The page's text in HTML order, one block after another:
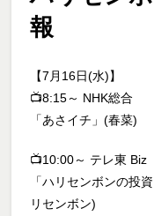
報
【7月16日(水)】
📺8:15～ NHK総合
「あさイチ」(春菜)
📺10:00～ テレ東 Biz
「ハリセンボンの投
リセンボン)